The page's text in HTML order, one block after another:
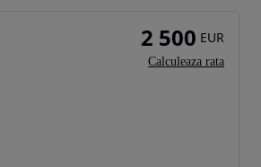
2 500 EUR
Calculeaza rata